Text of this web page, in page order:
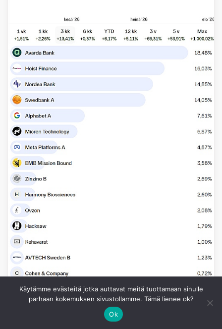
Käytämme evästeitä jotka auttavat meitä tuottamaan sinulle
parhaan kokemuksen sivustollamme. Tämä lienee ok?
Ok